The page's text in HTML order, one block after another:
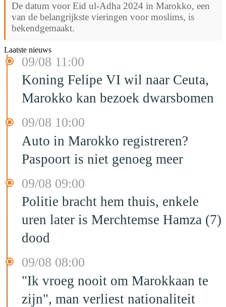
De datum voor Eid ul-Adha 2024 in Marokko, een
van de belangrijkste vieringen voor moslims, is
bekendgemaakt.
Laatste nieuws
09/08 11:00
Koning Felipe VI wil naar Ceuta,
Marokko kan bezoek dwarsbomen
09/08 10:00
Auto in Marokko registreren?
Paspoort is niet genoeg meer
09/08 09:00
Politie bracht hem thuis, enkele
uren later is Merchtemse Hamza (7)
dood
09/08 08:00
"Ik vroeg nooit om Marokkaan te
zijn", man verliest nationaliteit